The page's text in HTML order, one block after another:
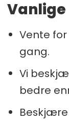
Vente
gang.
Vi
bedre